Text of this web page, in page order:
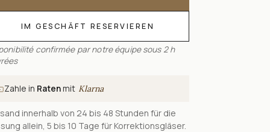
IM GESCHÄFT RESERVIEREN
confirmée par notre équipe sous 2 h
Zahle in Ratenmit Klarna
innerhalb von 24 bis 48 Stunden für die
allein, 5 bis 10 Tage für Korrektionsgläser.